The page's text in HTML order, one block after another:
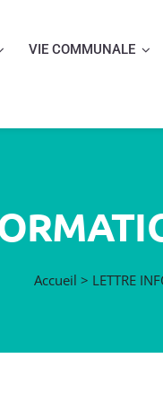
VIE COMMUNALE
Accueil > LETTRE